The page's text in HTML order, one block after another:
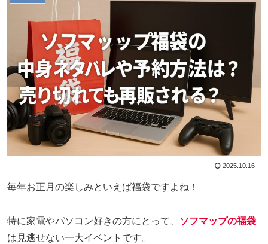
2025.10.16
毎年お正月の楽しみといえば福袋ですよね！
特に家電やパソコン好きの方にとって、
ソフマップの福袋
は見逃せない一大イベントです。